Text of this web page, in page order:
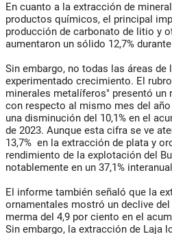
En cuanto a la extracción de
productos químicos, el principal
producción de carbonato de litio y
aumentaron un sólido 12,7%
Sin embargo, no todas las áreas de
experimentado crecimiento. El
minerales metalíferos" presentó un
con respecto al mismo mes del
una disminución del 10,1% en el
de 2023. Aunque esta cifra se ve
13,7% en la extracción de plata y
rendimiento de la explotación del
notablemente en un 37,1%
El informe también señaló que la
ornamentales mostró un declive
merma del 4,9 por ciento en el
Sin embargo, la extracción de Laja